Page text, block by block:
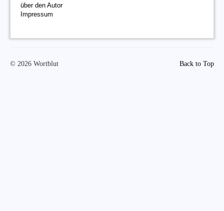
über den Autor
Impressum
Back to Top
© 2026 Wortblut